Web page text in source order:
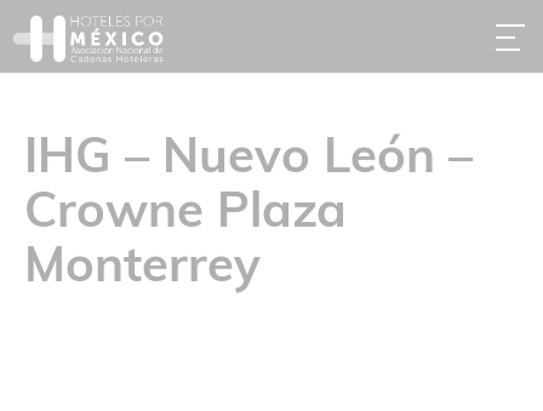
IHG – Nuevo León –
Crowne Plaza
Monterrey